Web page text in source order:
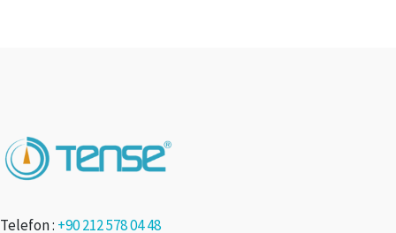
Telefon : +90 212 578 04 48